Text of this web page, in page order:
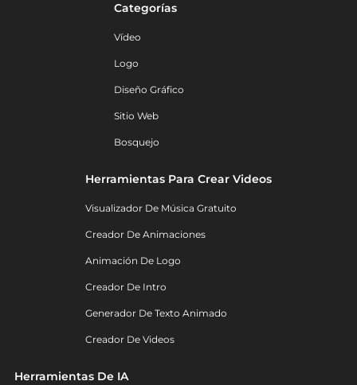
Categorías
Vídeo
Logo
Diseño Gráfico
Sitio Web
Bosquejo
Herramientas Para Crear Videos
Visualizador De Música Gratuito
Creador De Animaciones
Animación De Logo
Creador De Intro
Generador De Texto Animado
Creador De Videos
Herramientas De IA